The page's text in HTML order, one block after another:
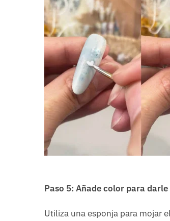
Paso 5: Añade color para
Utiliza una esponja para mojar